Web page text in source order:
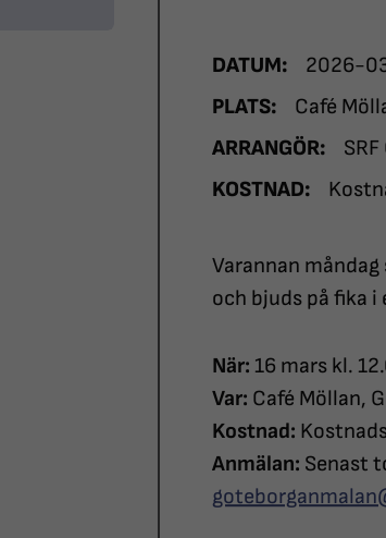
DATUM:
2026-
PLATS:
Café
ARRANGÖR:
KOSTNAD:
Varannan
och bjuds på fika
När: 16 mars kl.
Var: Café Möllan,
Kostnad:
Anmälan: Senast